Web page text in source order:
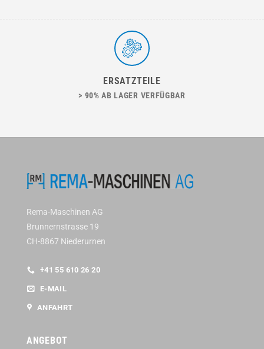
ERSATZTEILE
> 90% AB LAGER VERFÜGBAR
Rema-Maschinen AG
Brunnernstrasse 19
CH-8867 Niederurnen
+41 55 610 26 20
E-MAIL
ANFAHRT
ANGEBOT